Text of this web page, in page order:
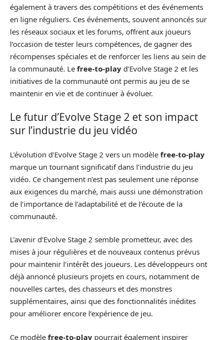
également à travers des compétitions et des événements
en ligne réguliers. Ces événements, souvent annoncés sur
les réseaux sociaux et les forums, offrent aux joueurs
l’occasion de tester leurs compétences, de gagner des
récompenses spéciales et de renforcer les liens au sein de
la communauté. Le free-to-play d’Evolve Stage 2 et les
initiatives de la communauté ont permis au jeu de se
maintenir en vie et de continuer à évoluer.
Le futur d’Evolve Stage 2 et son impact
sur l’industrie du jeu vidéo
L’évolution d’Evolve Stage 2 vers un modèle free-to-play
marque un tournant significatif dans l’industrie du jeu
vidéo. Ce changement n’est pas seulement une réponse
aux exigences du marché, mais aussi une démonstration
de l’importance de l’adaptabilité et de l’écoute de la
communauté.
L’avenir d’Evolve Stage 2 semble prometteur, avec des
mises à jour régulières et de nouveaux contenus prévus
pour maintenir l’intérêt des joueurs. Les développeurs ont
déjà annoncé plusieurs projets en cours, notamment de
nouvelles cartes, des chasseurs et des monstres
supplémentaires, ainsi que des fonctionnalités inédites
pour améliorer encore l’expérience de jeu.
Ce modèle free-to-play pourrait également inspirer